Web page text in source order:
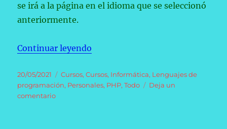
se irá a la página en el idioma que se seleccionó
anteriormente.
Continuar leyendo
Publicado
el
20/05/2021 Categorías
Cursos,Cursos, Informática, Lenguajes de
programación, Personales, PHP,Todo
Deja un
comentarioen